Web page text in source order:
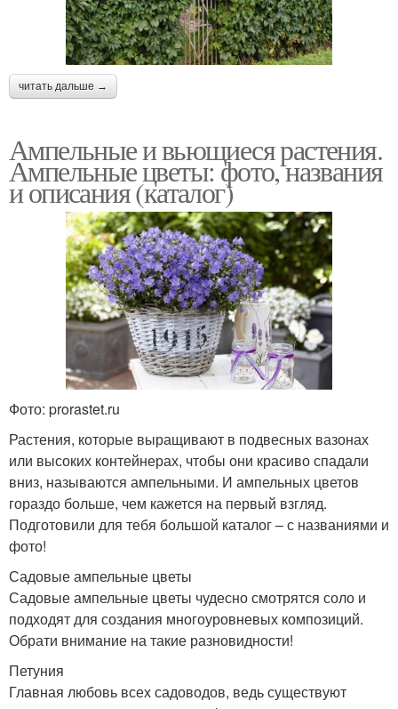
читать дальше →
Ампельные и вьющиеся растения.
Ампельные цветы: фото, названия
и описания (каталог)
Фото: prorastet.ru
Растения, которые выращивают в подвесных вазонах
или высоких контейнерах, чтобы они красиво спадали
вниз, называются ампельными. И ампельных цветов
гораздо больше, чем кажется на первый взгляд.
Подготовили для тебя большой каталог – с названиями и
фото!
Садовые ампельные цветы
Садовые ампельные цветы чудесно смотрятся соло и
подходят для создания многоуровневых композиций.
Обрати внимание на такие разновидности!
Петуния
Главная любовь всех садоводов, ведь существуют